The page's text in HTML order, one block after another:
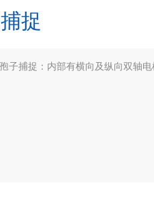
捉
子捕捉：内部有横向及纵向双轴